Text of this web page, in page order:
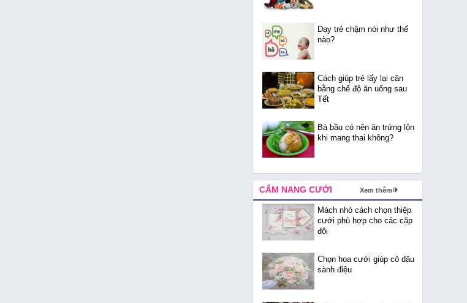
Dạy trẻ chậm nói như thế
nào?
Cách giúp trẻ lấy lại cân
bằng chế độ ăn uống sau
Tết
Bà bầu có nên ăn trứng lộn
khi mang thai không?
CẨM NANG CƯỚI Xem thêm
Mách nhỏ cách chọn thiệp
cưới phù hợp cho các cặp
đôi
Chọn hoa cưới giúp cô dâu
sành điệu